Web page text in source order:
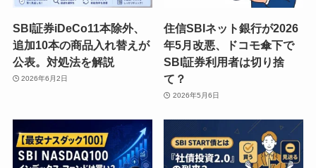
SBI証券iDeCo11本除外、
追加10本の商品入れ替えが
公表。対処法を解説
2026年6月2日
住信SBIネット銀行が2026
年5月改悪、ドコモ傘下で
SBI証券利用者は切り捨
て？
2026年5月6日